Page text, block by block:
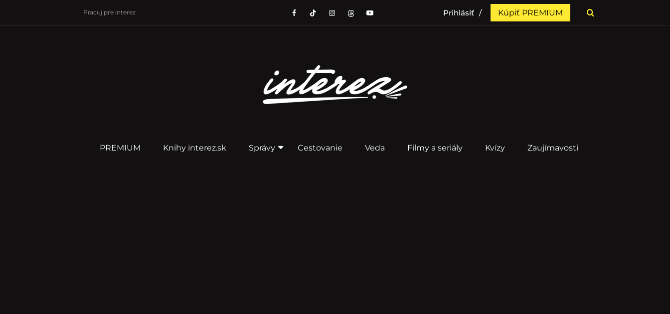
Pracuj pre interez Prihlásiť Kúpiť PREMIUM
PREMIUM Knihy interez.sk Správy Cestovanie Veda Filmy a seriály Kvízy Zaujímavosti